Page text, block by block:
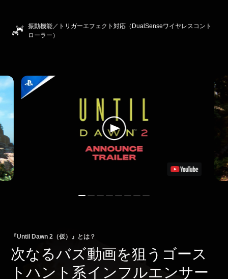
振動機能／トリガーエフェクト対応（DualSenseワイヤレスコント
ローラー）
『Until Dawn 2（仮）』とは？
次なるバズ動画を狙うゴース
トハント系インフルエンサー